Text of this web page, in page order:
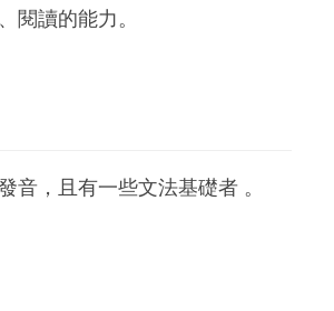
閱讀的能力。
音，且有一些文法基礎者 。